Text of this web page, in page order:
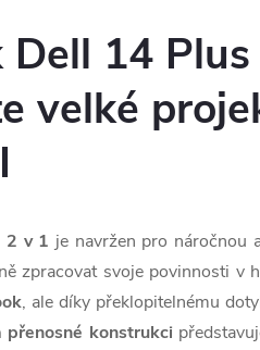
Dell 14
velké
2 v 1 je navržen pro náročnou
zpracovat svoje povinnosti v
, ale díky překlopitelnému
konstrukci